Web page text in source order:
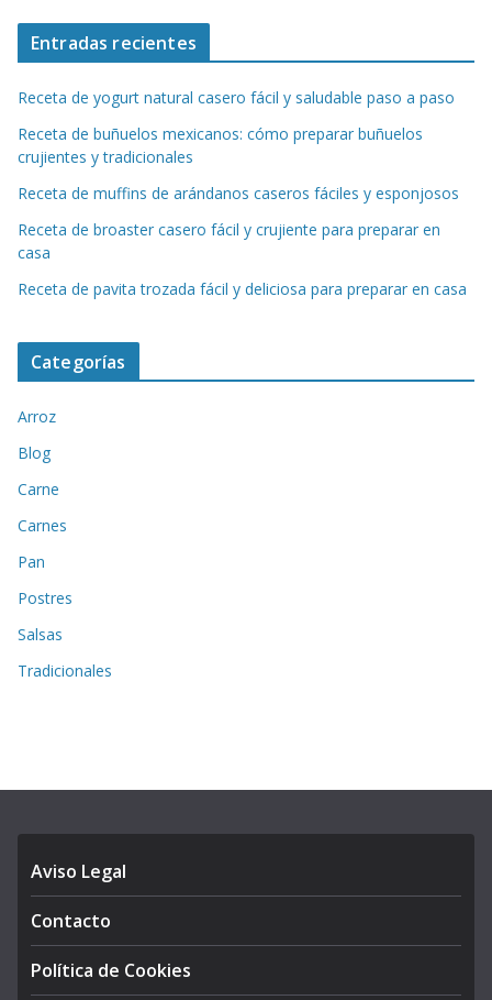
Entradas recientes
Receta de yogurt natural casero fácil y saludable paso a paso
Receta de buñuelos mexicanos: cómo preparar buñuelos
crujientes y tradicionales
Receta de muffins de arándanos caseros fáciles y esponjosos
Receta de broaster casero fácil y crujiente para preparar en
casa
Receta de pavita trozada fácil y deliciosa para preparar en casa
Categorías
Arroz
Blog
Carne
Carnes
Pan
Postres
Salsas
Tradicionales
Aviso Legal
Contacto
Política de Cookies